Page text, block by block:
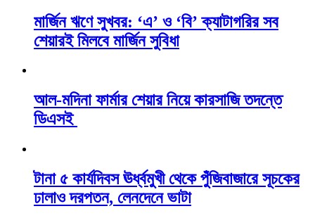
মার্জিন ঋণে সুখবর: ‘এ’ ও ‘বি’ ক্যাটাগরির সব
শেয়ারই মিলবে মার্জিন সুবিধা
আল-মদিনা ফার্মার শেয়ার নিয়ে কারসাজি তদন্তে
ডিএসই
টানা ৫ কার্যদিবস ঊর্ধ্বমুখী থেকে পুঁজিবাজারে সূচকের
ঢালাও দরপতন, লেনদেনে ভাটা